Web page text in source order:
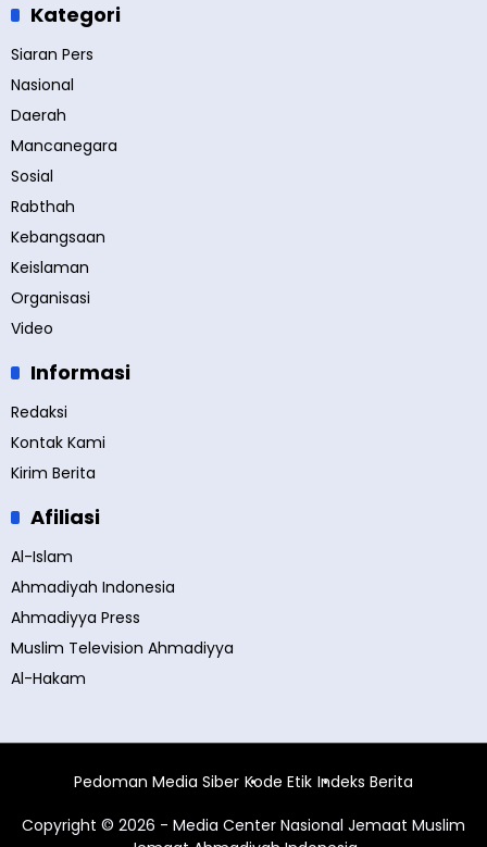
Kategori
Siaran Pers
Nasional
Daerah
Mancanegara
Sosial
Rabthah
Kebangsaan
Keislaman
Organisasi
Video
Informasi
Redaksi
Kontak Kami
Kirim Berita
Afiliasi
Al-Islam
Ahmadiyah Indonesia
Ahmadiyya Press
Muslim Television Ahmadiyya
Al-Hakam
Pedoman Media Siber Kode Etik Indeks Berita
Copyright © 2026 - Media Center Nasional Jemaat Muslim